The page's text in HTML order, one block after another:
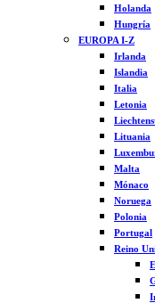
Holanda
Hungría
EUROPA I-Z
Irlanda
Islandia
Italia
Letonia
Lituania
Malta
Mónaco
Noruega
Polonia
Portugal
Reino